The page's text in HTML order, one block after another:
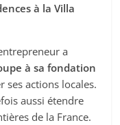
à la Villa
a
à sa fondation
ses actions locales.
aussi étendre
de la France.